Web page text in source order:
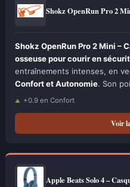
Shokz OpenRun Pro 2
Shokz OpenRun Pro 2 Mini –
osseuse pour courir en
entraînements intenses, en
Confort et Autonomie. Son
+0.9 en Confort
Voir
Apple Beats Solo 4 –